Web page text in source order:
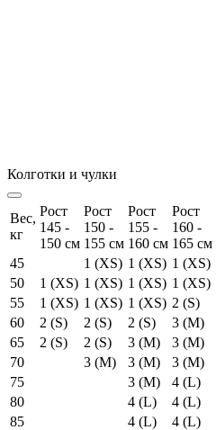
Колготки и чулки
Вес,
кг
Рост
145 -
150 см
Рост
150 -
155 см
Рост
155 -
160 см
Рост
160 -
165 см
45
1 (XS) 1 (XS) 1 (XS)
50
1 (XS) 1 (XS) 1 (XS) 1 (XS)
55
1 (XS) 1 (XS) 1 (XS) 2 (S)
60
2 (S) 2 (S) 2 (S) 3 (M)
65
2 (S) 2 (S) 3 (M) 3 (M)
70
3 (M) 3 (M) 3 (M)
75
3 (M) 4 (L)
80
4 (L) 4 (L)
85
4 (L) 4 (L)